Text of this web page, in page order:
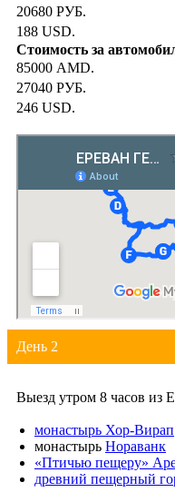
20680 РУБ.
188 USD.
85000 AMD.
27040 РУБ.
246 USD.
День 2
Выезд утром 8 часов из
монастырь Хор-Вирап
монастырь Нораванк
«Птичью пещеру»
древний пещерный